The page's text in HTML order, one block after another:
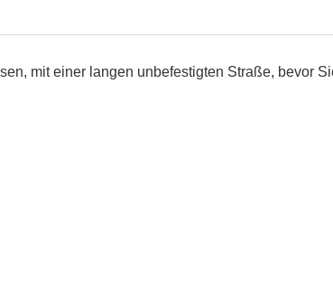
mit einer langen unbefestigten Straße, bevor